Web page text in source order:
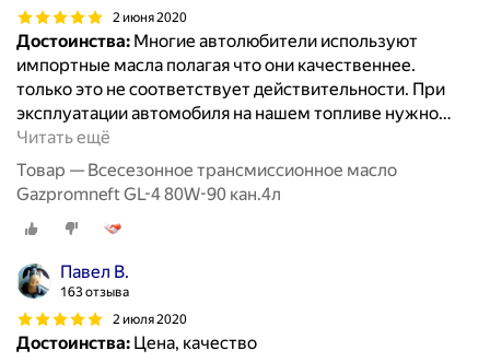
2 июня 2020
Достоинства: Многие автолюбители используют
импортные масла полагая что они качественнее.
только это не соответствует действительности. При
эксплуатации автомобиля на нашем топливе нужно…
Читать ещё
Товар — Всесезонное трансмиссионное масло
Gazpromneft GL-4 80W-90 кан.4л
Павел В.
163 отзыва
2 июля 2020
Достоинства: Цена, качество